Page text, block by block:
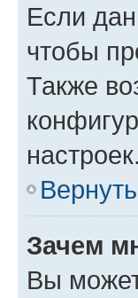
Если
чтобы
Также
настроек.
Зачем
Вы